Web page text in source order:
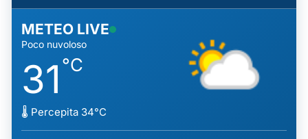
METEO LIVE
Poco nuvoloso
31 °C
🌡️ Percepita 34°C